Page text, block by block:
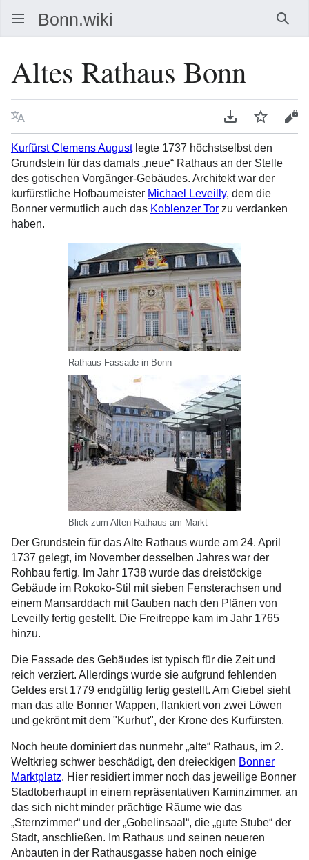
Altes Rathaus Bonn
Sprache PDF
Kurfürst Clemens Augustlegte 1737 höchstselbst den
Grundstein für das damals „neue“ Rathaus an der Stelle
des gotischen Vorgänger-Gebäudes. Architekt war der
kurfürstliche Hofbaumeister Michael Leveilly, dem die
Bonner vermutlich auch das Koblenzer Tor zu verdanken
haben.
Rathaus-Fassade in Bonn
Blick zum Alten Rathaus am Markt
Der Grundstein für das Alte Rathaus wurde am 24. April
1737 gelegt, im November desselben Jahres war der
Rohbau fertig. Im Jahr 1738 wurde das dreistöckige
Gebäude im Rokoko-Stil mit sieben Fensterachsen und
einem Mansarddach mit Gauben nach den Plänen von
Leveilly fertig gestellt. Die Freitreppe kam im Jahr 1765
hinzu.
Die Fassade des Gebäudes ist typisch für die Zeit und
reich verziert. Allerdings wurde sie aufgrund fehlenden
Geldes erst 1779 endgültig fertig gestellt. Am Giebel sieht
man das alte Bonner Wappen, flankiert von zwei Löwen
und gekrönt mit dem "Kurhut", der Krone des Kurfürsten.
Noch heute dominiert das nunmehr „alte“ Rathaus, im 2.
Weltkrieg schwer beschädigt, den dreieckigen Bonner
Marktplatz. Hier residiert immer noch das jeweilige Bonner
Stadtoberhaupt in einem repräsentativen Kaminzimmer, an
das sich nicht minder prächtige Räume wie das
„Sternzimmer“ und der „Gobelinsaal“, die „gute Stube“ der
Stadt, anschließen. Im Rathaus und seinen neueren
Anbauten in der Rathausgasse haben noch einige